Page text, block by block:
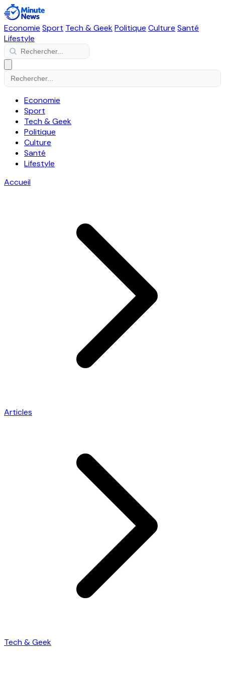
Economie Sport Tech & GeekPolitique Culture Santé
Lifestyle
Economie
Sport
Tech & Geek
Politique
Culture
Santé
Lifestyle
Accueil
Articles
Tech & Geek